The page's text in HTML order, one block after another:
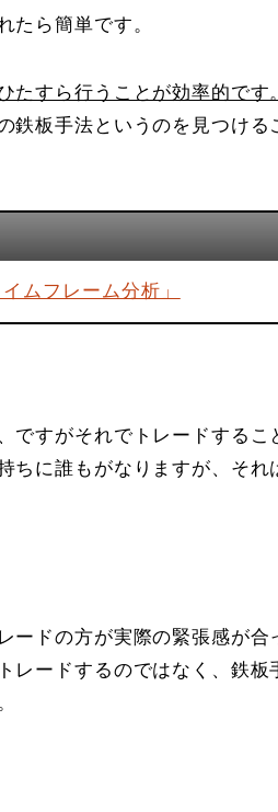
たら簡単です。
たすら行うことが効率的です。
鉄板手法というのを見つける
ムフレーム分析」
ですがそれでトレードするこ
に誰もがなりますが、それ
ードの方が実際の緊張感が合
ードするのではなく、鉄板